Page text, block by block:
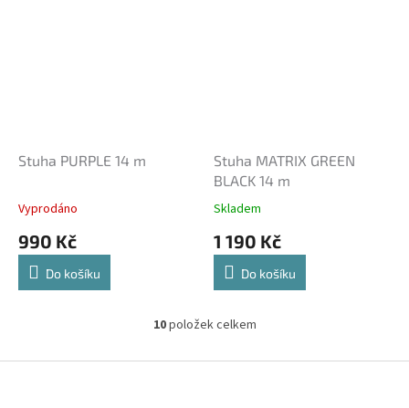
Stuha PURPLE 14 m
Vyprodáno
990 Kč
Do košíku
Stuha MATRIX GREEN
BLACK 14 m
Skladem
1 190 Kč
Do košíku
O
l
10položek celkem